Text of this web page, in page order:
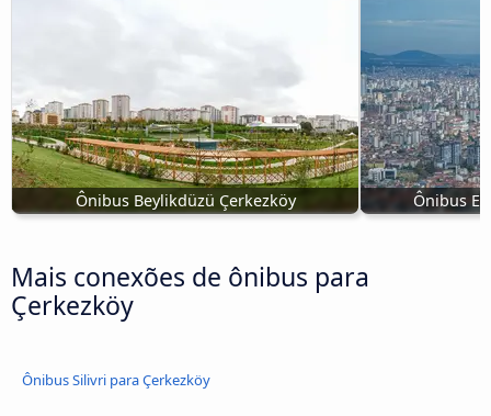
Ônibus Beylikdüzü Çerkezköy Ônibus
Mais conexões de ônibus para
Çerkezköy
Ônibus Silivri para Çerkezköy